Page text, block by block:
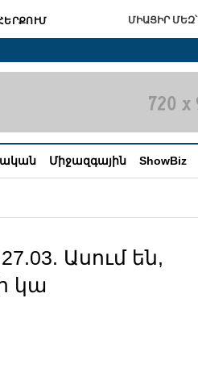
ՄԻԱՑԻՐ ՄԵԶ՝
Միջազգային ShowBiz
Ասում են,
կա